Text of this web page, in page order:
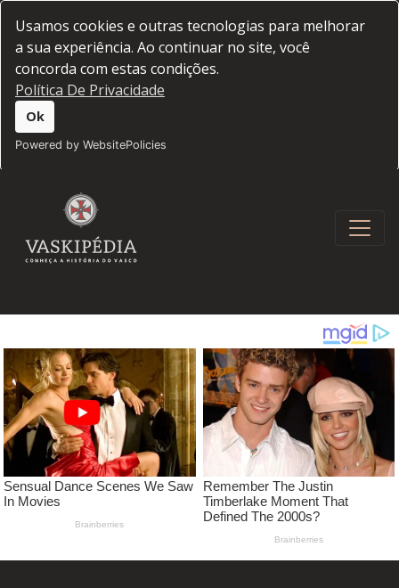
Usamos cookies e outras tecnologias para melhorar
a sua experiência. Ao continuar no site, você
concorda com estas condições.
Política De Privacidade
Ok
Powered by WebsitePolicies